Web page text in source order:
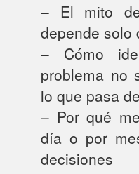
– El mito
depende solo
– Cómo
problema no
lo que pasa
– Por qué
día o por
decisiones